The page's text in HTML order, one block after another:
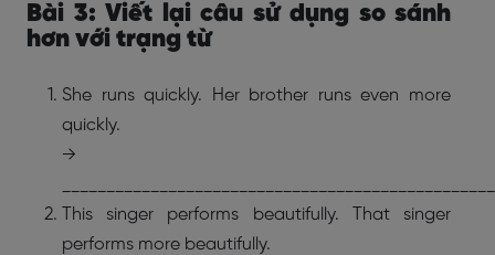
Bài 3: Viết lại câu sử dụng so sánh
hơn với trạng từ
She runs quickly. Her brother runs even more
quickly.
→
This singer performs beautifully. That singer
performs more beautifully.